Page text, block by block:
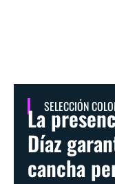
SELECCIÓN
La
Díaz
cancha